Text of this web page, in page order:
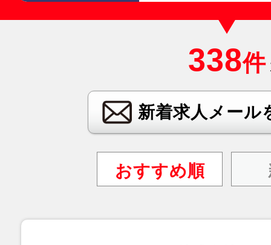
338件
新着求人メール
おすすめ順